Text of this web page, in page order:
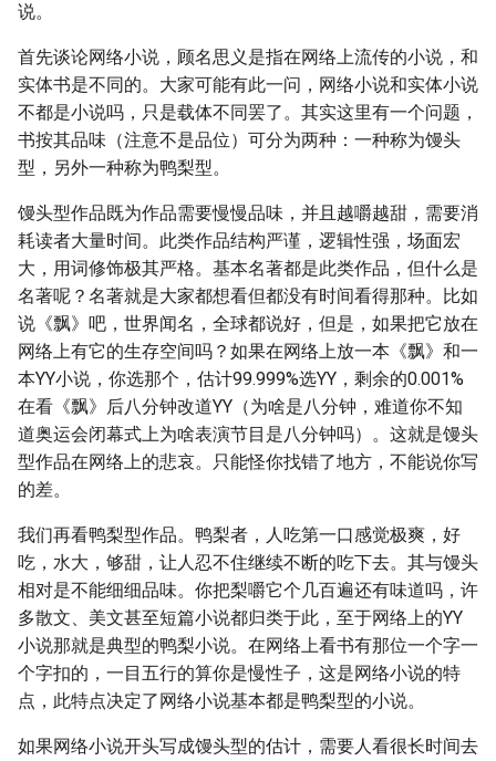
说。
首先谈论网络小说，顾名思义是指在网络上流传的小说，和
实体书是不同的。大家可能有此一问，网络小说和实体小说
不都是小说吗，只是载体不同罢了。其实这里有一个问题，
书按其品味（注意不是品位）可分为两种：一种称为馒头
型，另外一种称为鸭梨型。
馒头型作品既为作品需要慢慢品味，并且越嚼越甜，需要消
耗读者大量时间。此类作品结构严谨，逻辑性强，场面宏
大，用词修饰极其严格。基本名著都是此类作品，但什么是
名著呢？名著就是大家都想看但都没有时间看得那种。比如
说《飘》吧，世界闻名，全球都说好，但是，如果把它放在
网络上有它的生存空间吗？如果在网络上放一本《飘》和一
本YY小说，你选那个，估计99.999%选YY，剩余的0.001%
在看《飘》后八分钟改道YY（为啥是八分钟，难道你不知
道奥运会闭幕式上为啥表演节目是八分钟吗）。这就是馒头
型作品在网络上的悲哀。只能怪你找错了地方，不能说你写
的差。
我们再看鸭梨型作品。鸭梨者，人吃第一口感觉极爽，好
吃，水大，够甜，让人忍不住继续不断的吃下去。其与馒头
相对是不能细细品味。你把梨嚼它个几百遍还有味道吗，许
多散文、美文甚至短篇小说都归类于此，至于网络上的YY
小说那就是典型的鸭梨小说。在网络上看书有那位一个字一
个字扣的，一目五行的算你是慢性子，这是网络小说的特
点，此特点决定了网络小说基本都是鸭梨型的小说。
如果网络小说开头写成馒头型的估计，需要人看很长时间去